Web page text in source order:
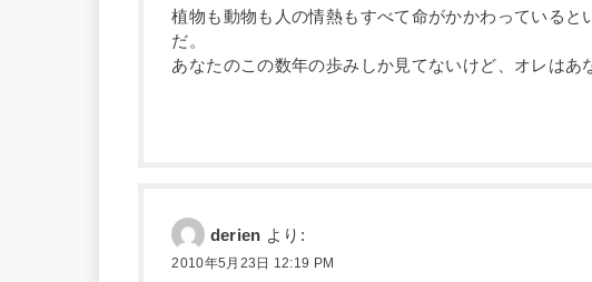
植物も動物も人の情熱もすべて命がかかわっていると
だ。
あなたのこの数年の歩みしか見てないけど、オレはあ
derien より:
2010年5月23日 12:19 PM